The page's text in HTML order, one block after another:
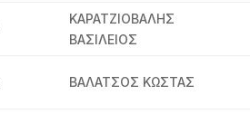
ΚΑΡΑΤΖΙΟΒΑΛΗΣ
ΒΑΣΙΛΕΙΟΣ
ΒΑΛΑΤΣΟΣ ΚΩΣΤΑΣ